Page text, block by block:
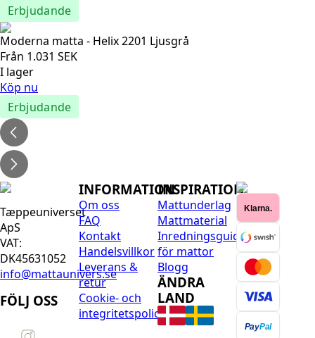
Erbjudande
Moderna matta - Helix 2201 Ljusgrå
Från 1.031 SEK
I lager
Köp nu
Erbjudande
Tæppeuniverset
ApS
VAT:
DK45631052
info@mattaunivers.se
FÖLJ OSS
INFORMATION
Om oss
FAQ
Kontakt
Handelsvillkor
Leverans &
retur
Cookie- och
integritetspolicy
INSPIRATION
Mattunderlag
Mattmaterial
Inredningsguide
för mattor
Blogg
ÄNDRA
LAND
Klarna.
PayPal